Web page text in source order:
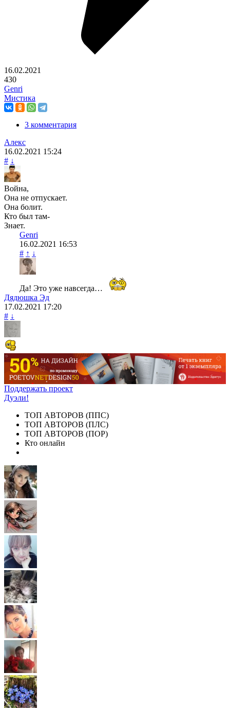
16.02.2021
430
Genri
Мистика
3 комментария
Алекс
16.02.2021 15:24
# ↓
Война,
Она не отпускает.
Она болит.
Кто был там-
Знает.
Genri
16.02.2021 16:53
# ↑ ↓
Да! Это уже навсегда…
Дядюшка Эд
17.02.2021 17:20
# ↓
Поддержать проект
Дуэли!
ТОП АВТОРОВ (ППС)
ТОП АВТОРОВ (ПЛС)
ТОП АВТОРОВ (ПОР)
Кто онлайн